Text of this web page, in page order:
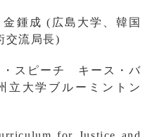
鍾成 (広島大学、韓国
交流局長)
・スピーチ キース・バ
立大学ブルーミントン